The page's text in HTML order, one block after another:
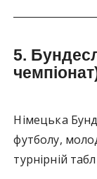
5.
Німецька
футболу,
турнірній